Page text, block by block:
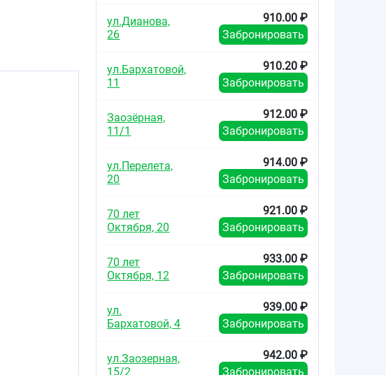
ул.Дианова,
26
910.00 ₽
Забронировать
ул.Бархатовой,
11
910.20 ₽
Забронировать
Заозёрная,
11/1
912.00 ₽
Забронировать
ул.Перелета,
20
914.00 ₽
Забронировать
70 лет
Октября, 20
921.00 ₽
Забронировать
70 лет
Октября, 12
933.00 ₽
Забронировать
ул.
Бархатовой, 4
939.00 ₽
Забронировать
ул.Заозерная,
15/2
942.00 ₽
Забронировать